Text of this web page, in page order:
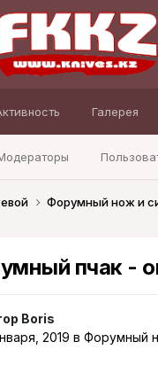
Галерея
Форумный нож и
пчак -
Boris
2019 в Форумный